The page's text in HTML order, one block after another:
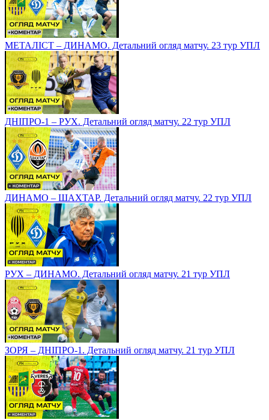
МЕТАЛІСТ – ДИНАМО. Детальний огляд матчу. 23 тур УПЛ
ДНІПРО-1 – РУХ. Детальний огляд матчу. 22 тур УПЛ
ДИНАМО – ШАХТАР. Детальний огляд матчу. 22 тур УПЛ
РУХ – ДИНАМО. Детальний огляд матчу. 21 тур УПЛ
ЗОРЯ – ДНІПРО-1. Детальний огляд матчу. 21 тур УПЛ